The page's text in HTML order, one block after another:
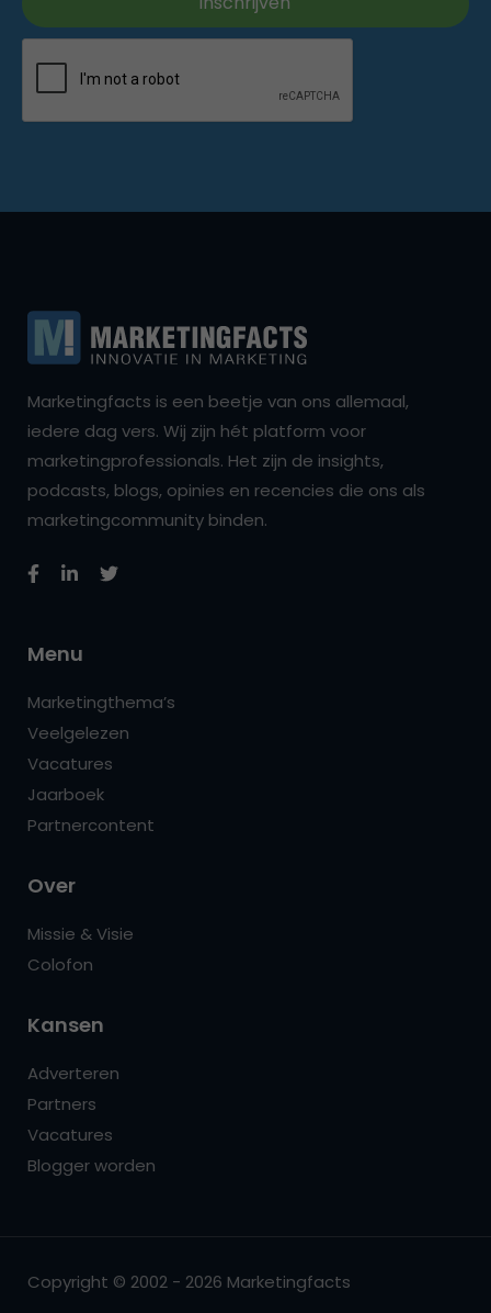
Marketingfacts is een beetje van ons allemaal,
iedere dag vers. Wij zijn hét platform voor
marketingprofessionals. Het zijn de insights,
podcasts, blogs, opinies en recencies die ons als
marketingcommunity binden.
Menu
Marketingthema’s
Veelgelezen
Vacatures
Jaarboek
Partnercontent
Over
Missie & Visie
Colofon
Kansen
Adverteren
Partners
Vacatures
Blogger worden
Copyright © 2002 - 2026 Marketingfacts